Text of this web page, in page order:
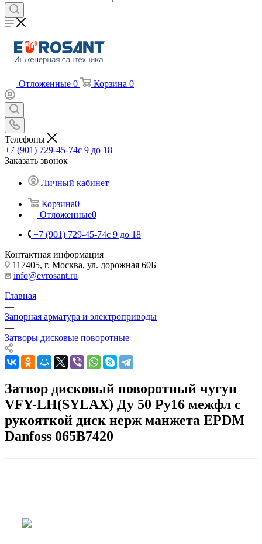
Отложенные 0 Корзина 0
Телефоны
+7 (901) 729-45-74c 9 до 18
Заказать звонок
Личный кабинет
Корзина0
Отложенные0
+7 (901) 729-45-74c 9 до 18
Контактная информация
117405, г. Москва, ул. дорожная 60Б
info@evrosant.ru
Главная
—
Запорная арматура и электроприводы
—
Затворы дисковые поворотные
Затвор дисковый поворотный чугун
VFY-LH(SYLAX) Ду 50 Ру16 межфл с
рукояткой диск нерж манжета EPDM
Danfoss 065B7420